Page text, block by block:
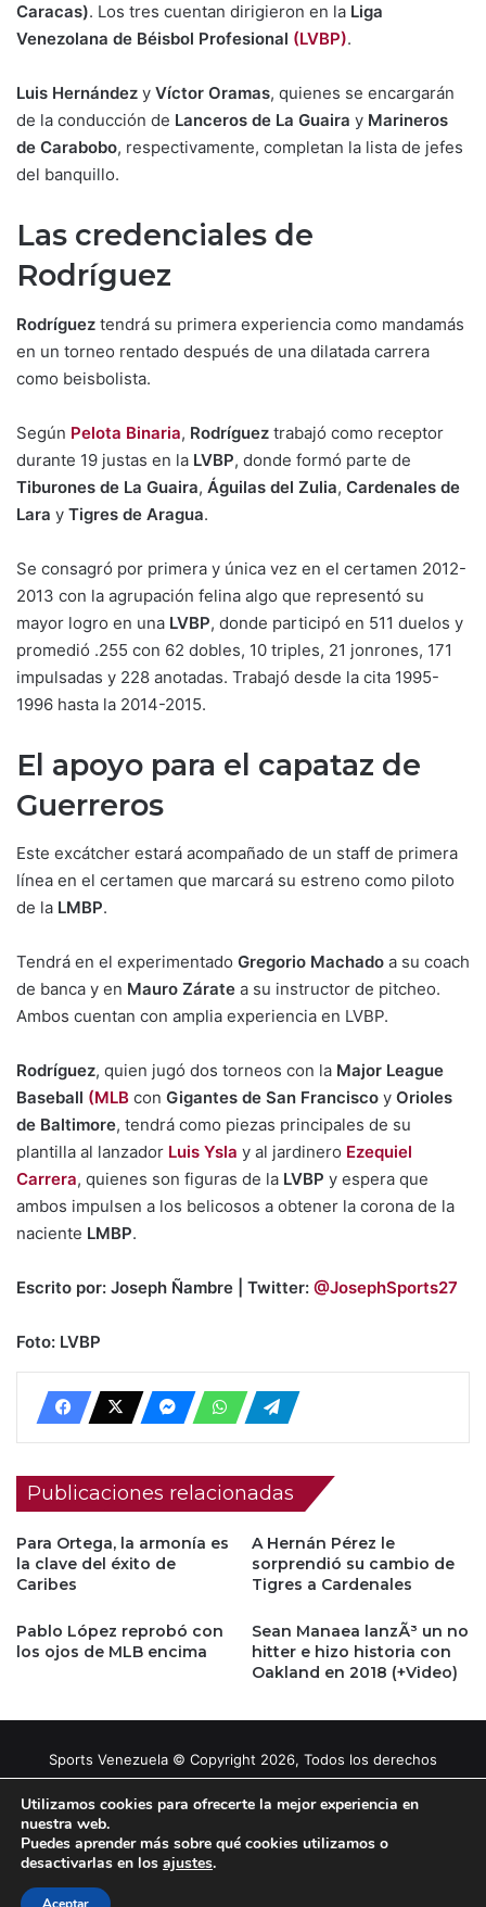
Caracas). Los tres cuentan dirigieron en la Liga
Venezolana de Béisbol Profesional (LVBP).
Luis Hernández y Víctor Oramas, quienes se encargarán
de la conducción de Lanceros de La Guaira y Marineros
de Carabobo, respectivamente, completan la lista de jefes
del banquillo.
Las credenciales de
Rodríguez
Rodríguez tendrá su primera experiencia como mandamás
en un torneo rentado después de una dilatada carrera
como beisbolista.
Según Pelota Binaria, Rodríguez trabajó como receptor
durante 19 justas en la LVBP, donde formó parte de
Tiburones de La Guaira, Águilas del Zulia, Cardenales de
Lara y Tigres de Aragua.
Se consagró por primera y única vez en el certamen 2012-
2013 con la agrupación felina algo que representó su
mayor logro en una LVBP, donde participó en 511 duelos y
promedió .255 con 62 dobles, 10 triples, 21 jonrones, 171
impulsadas y 228 anotadas. Trabajó desde la cita 1995-
1996 hasta la 2014-2015.
El apoyo para el capataz de
Guerreros
Este excátcher estará acompañado de un staff de primera
línea en el certamen que marcará su estreno como piloto
de la LMBP.
Tendrá en el experimentado Gregorio Machado a su coach
de banca y en Mauro Zárate a su instructor de pitcheo.
Ambos cuentan con amplia experiencia en LVBP.
Rodríguez, quien jugó dos torneos con la Major League
Baseball (MLB con Gigantes de San Francisco y Orioles
de Baltimore, tendrá como piezas principales de su
plantilla al lanzador Luis Ysla y al jardinero Ezequiel
Carrera, quienes son figuras de la LVBP y espera que
ambos impulsen a los belicosos a obtener la corona de la
naciente LMBP.
Escrito por: Joseph Ñambre | Twitter: @JosephSports27
Foto: LVBP
Publicaciones relacionadas
Para Ortega, la armonía es
la clave del éxito de
Caribes
A Hernán Pérez le
sorprendió su cambio de
Tigres a Cardenales
Pablo López reprobó con
los ojos de MLB encima
Sean Manaea lanzÃ³ un no
hitter e hizo historia con
Oakland en 2018 (+Video)
Sports Venezuela © Copyright 2026, Todos los derechos
Facebook
X YouTubeInstagram
Utilizamos cookies para ofrecerte la mejor experiencia en
nuestra web.
Puedes aprender más sobre qué cookies utilizamos o
desactivarlas en los ajustes.